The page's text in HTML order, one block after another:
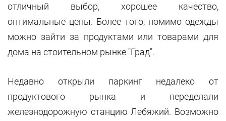
отличный выбор, хорошее качество,
оптимальные цены. Более того, помимо одежды
можно зайти за продуктами или товарами для
дома на стоительном рынке "Град".
Недавно открыли паркинг недалеко от
продуктового рынка и переделали
железнодорожную станцию Лебяжий. Возможно